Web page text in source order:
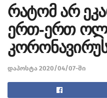
რატომ არ
ერთ-ერთ
დაპოსტა 2020/04/07-ში